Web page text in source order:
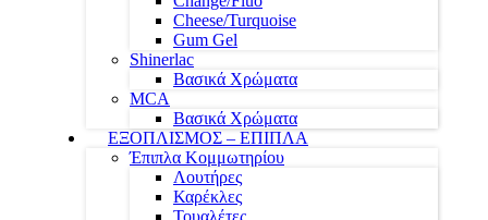
Cheese/Turquoise
Gum Gel
Shinerlac
Βασικά Χρώματα
MCA
Βασικά Χρώματα
ΕΞΟΠΛΙΣΜΟΣ – ΕΠΙΠΛΑ
Έπιπλα Κομμωτηρίου
Λουτήρες
Καρέκλες
Τουαλέτες